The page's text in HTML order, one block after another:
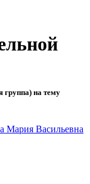
группа) на тему
Мария Васильевна